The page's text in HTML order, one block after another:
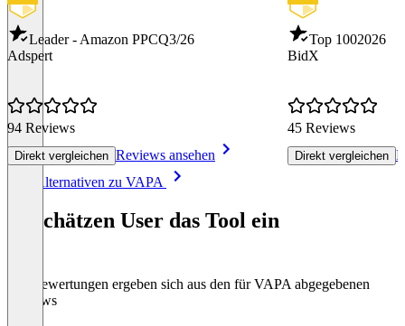
Leader - Amazon PPCQ3/26
Adspert
94 Reviews
Direkt vergleichen Reviews ansehen
Top 1002026
BidX
45 Reviews
Direkt vergleichen
Alle Alternativen zu VAPA
So schätzen User das Tool ein
Die Bewertungen ergeben sich aus den für VAPA abgegebenen
Reviews